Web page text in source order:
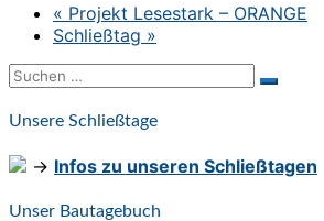
« Projekt Lesestark – ORANGE
Schließtag »
Suchen
nach:
Suchen
Unsere Schließtage
→ Infos zu unseren Schließtagen
Unser Bautagebuch